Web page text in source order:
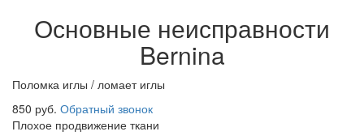
Основные неисправности
Bernina
Поломка иглы / ломает иглы
850 руб. Обратный звонок
Плохое продвижение ткани